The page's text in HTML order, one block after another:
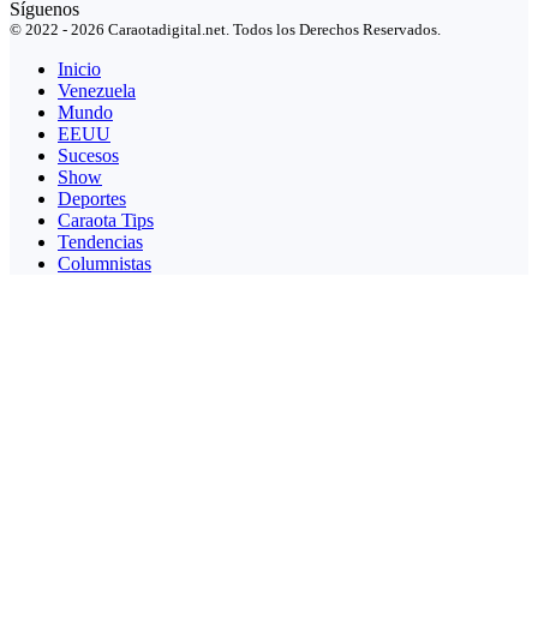
Síguenos
© 2022 - 2026 Caraotadigital.net. Todos los Derechos Reservados.
Inicio
Venezuela
Mundo
EEUU
Sucesos
Show
Deportes
Caraota Tips
Tendencias
Columnistas